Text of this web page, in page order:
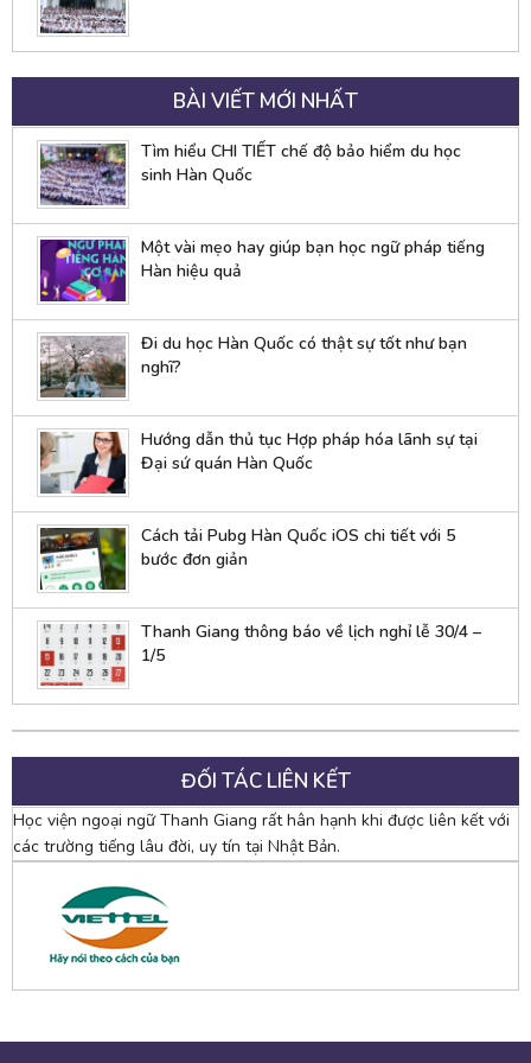
BÀI VIẾT MỚI NHẤT
Tìm hiểu CHI TIẾT chế độ bảo hiểm du học
sinh Hàn Quốc
Một vài mẹo hay giúp bạn học ngữ pháp tiếng
Hàn hiệu quả
Đi du học Hàn Quốc có thật sự tốt như bạn
nghĩ?
Hướng dẫn thủ tục Hợp pháp hóa lãnh sự tại
Đại sứ quán Hàn Quốc
Cách tải Pubg Hàn Quốc iOS chi tiết với 5
bước đơn giản
Thanh Giang thông báo về lịch nghỉ lễ 30/4 –
1/5
ĐỐI TÁC LIÊN KẾT
Học viện ngoại ngữ Thanh Giang rất hân hạnh khi được liên kết với
các trường tiếng lâu đời, uy tín tại Nhật Bản.